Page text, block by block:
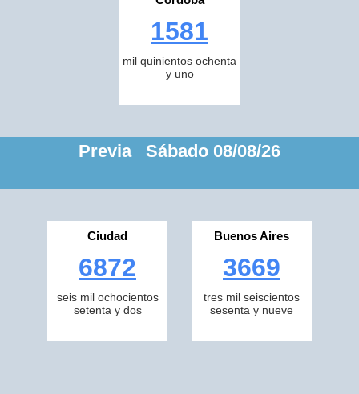
1581
mil quinientos ochenta
y uno
Previa Sábado 08/08/26
Ciudad
6872
seis mil ochocientos
setenta y dos
Buenos Aires
3669
tres mil seiscientos
sesenta y nueve